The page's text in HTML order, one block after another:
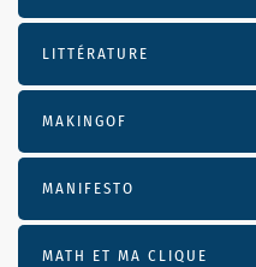
LITTÉRATURE
MAKINGOF
MANIFESTO
MATH ET MA CLIQUE